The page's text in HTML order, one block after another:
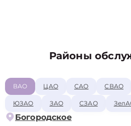
Районы
ВАО ЦАО САО СВАО
ЮЗАО ЗАО СЗАО
Богородское